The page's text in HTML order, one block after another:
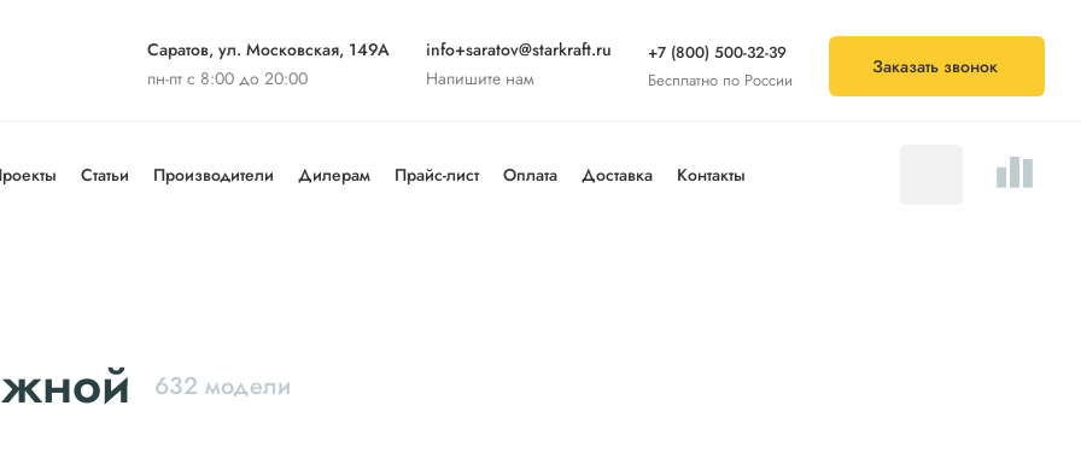
Саратов, ул. Московская, 149А
пн-пт с 8:00 до 20:00
info+saratov@starkraft.ru
Напишите нам
+7 (800) 500-32-39
Бесплатно по России
Заказать звонок
Статьи Производители Дилерам Прайс-лист Оплата Доставка Контакты
632 модели